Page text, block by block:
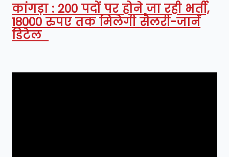
कांगड़ा : 200 पदों पर होने जा रही भर्ती,
18000 रुपए तक मिलेगी सैलरी-जानें
डिटेल